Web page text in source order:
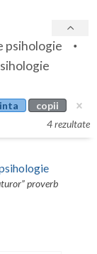
psihologie
copii
4 rezultate
proverb